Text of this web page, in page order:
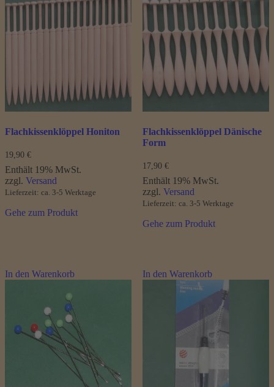
Flachkissenklöppel Honiton
19,90 €
Enthält 19% MwSt.
zzgl. Versand
Lieferzeit: ca. 3-5 Werktage
Gehe zum Produkt
Flachkissenklöppel Dänische
Form
17,90 €
Enthält 19% MwSt.
zzgl. Versand
Lieferzeit: ca. 3-5 Werktage
Gehe zum Produkt
In den Warenkorb In den Warenkorb